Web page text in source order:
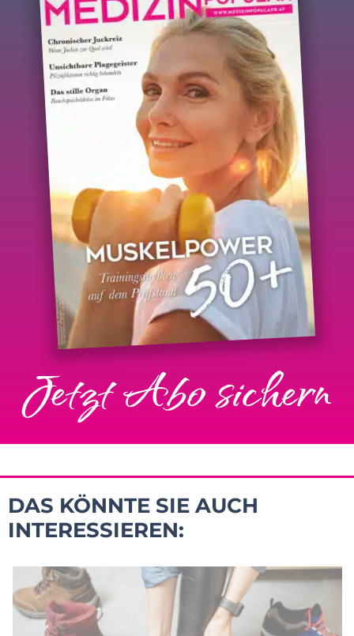
Jetzt Abo sichern
DAS KÖNNTE SIE AUCH
INTERESSIEREN: